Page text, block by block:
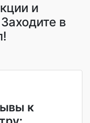
и
в
к